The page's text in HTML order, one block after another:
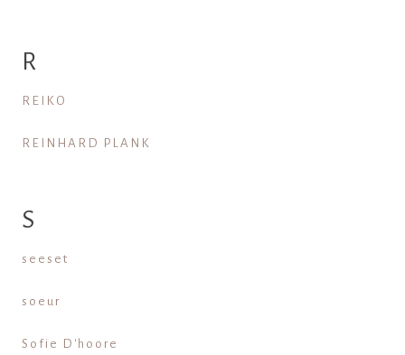
R
REIKO
REINHARD PLANK
S
seeset
soeur
Sofie D'hoore